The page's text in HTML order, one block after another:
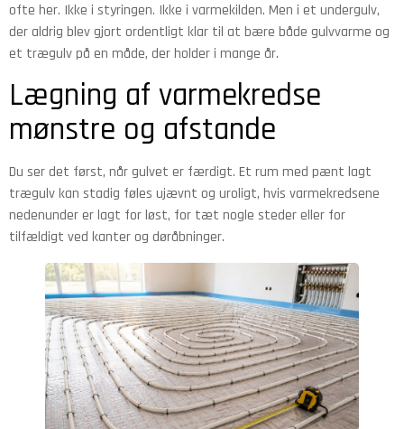
ofte her. Ikke i styringen. Ikke i varmekilden. Men i et undergulv,
der aldrig blev gjort ordentligt klar til at bære både gulvvarme og
et trægulv på en måde, der holder i mange år.
Lægning af varmekredse
mønstre og afstande
Du ser det først, når gulvet er færdigt. Et rum med pænt lagt
trægulv kan stadig føles ujævnt og uroligt, hvis varmekredsene
nedenunder er lagt for løst, for tæt nogle steder eller for
tilfældigt ved kanter og døråbninger.